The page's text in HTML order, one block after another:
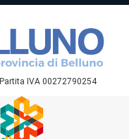
IVA 00272790254